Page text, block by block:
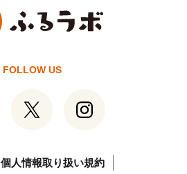
FOLLOW US
個人情報取り扱い規約